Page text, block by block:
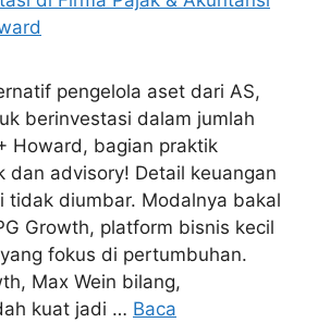
pengelola aset dari AS,
berinvestasi dalam jumlah
Howard, bagian praktik
dan advisory! Detail keuangan
tidak diumbar. Modalnya bakal
Growth, platform bisnis kecil
fokus di pertumbuhan.
Max Wein bilang,
kuat jadi … Baca